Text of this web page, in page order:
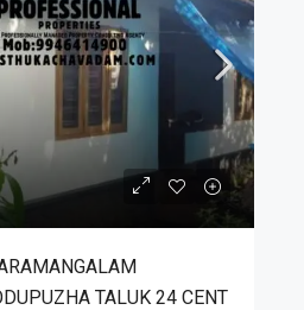
TALUK 24 CENT